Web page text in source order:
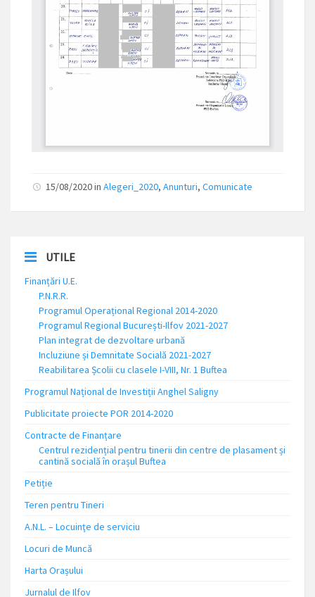
15/08/2020 in Alegeri_2020, Anunturi, Comunicate
UTILE
Finanțări U.E.
P.N.R.R.
Programul Operațional Regional 2014-2020
Programul Regional București-Ilfov 2021-2027
Plan integrat de dezvoltare urbană
Incluziune și Demnitate Socială 2021-2027
Reabilitarea Școlii cu clasele I-VIII, Nr. 1 Buftea
Programul Național de Investiții Anghel Saligny
Publicitate proiecte POR 2014-2020
Contracte de Finanțare
Centrul rezidențial pentru tinerii din centre de plasament și
cantină socială în orașul Buftea
Petiție
Teren pentru Tineri
A.N.L. – Locuinţe de serviciu
Locuri de Muncă
Harta Orașului
Jurnalul de Ilfov